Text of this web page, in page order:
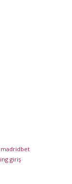
madridbet
giriş